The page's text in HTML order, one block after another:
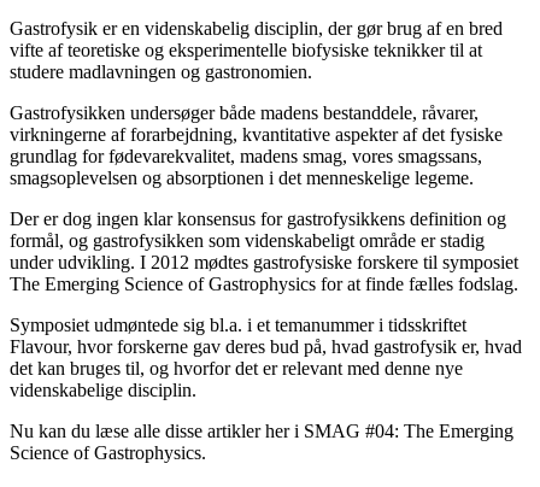
Gastrofysik er en videnskabelig disciplin, der gør brug af en bred
vifte af teoretiske og eksperimentelle biofysiske teknikker til at
studere madlavningen og gastronomien.
Gastrofysikken undersøger både madens bestanddele, råvarer,
virkningerne af forarbejdning, kvantitative aspekter af det fysiske
grundlag for fødevarekvalitet, madens smag, vores smagssans,
smagsoplevelsen og absorptionen i det menneskelige legeme.
Der er dog ingen klar konsensus for gastrofysikkens definition og
formål, og gastrofysikken som videnskabeligt område er stadig
under udvikling. I 2012 mødtes gastrofysiske forskere til symposiet
The Emerging Science of Gastrophysics for at finde fælles fodslag.
Symposiet udmøntede sig bl.a. i et temanummer i tidsskriftet
Flavour, hvor forskerne gav deres bud på, hvad gastrofysik er, hvad
det kan bruges til, og hvorfor det er relevant med denne nye
videnskabelige disciplin.
Nu kan du læse alle disse artikler her i SMAG #04: The Emerging
Science of Gastrophysics.